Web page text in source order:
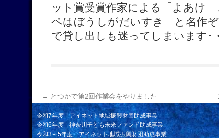
ット賞受賞作家による「よあけ
ペはぼうしがだいすき」と名作
で貸し出しも迷ってしまいます･
← とつかで第2回作業会をやりました
令和7年度 アイネット地域振興財団助成事業
令和6年度 神奈川子ども未来ファンド助成事業
令和3～5年度 アイネット地域振興財団助成事業